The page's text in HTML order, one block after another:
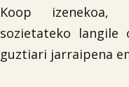
Koop izenekoa,
sozietateko
guztiari jarraipena